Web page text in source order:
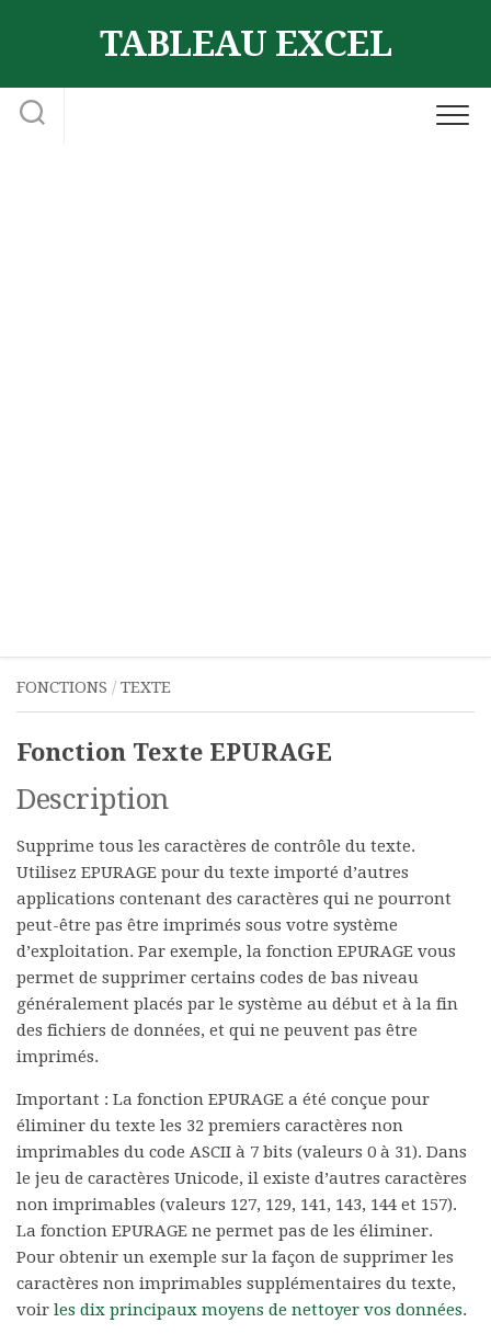
TABLEAU EXCEL
FONCTIONS / TEXTE
Fonction Texte EPURAGE
Description
Supprime tous les caractères de contrôle du texte.
Utilisez EPURAGE pour du texte importé d’autres
applications contenant des caractères qui ne pourront
peut-être pas être imprimés sous votre système
d’exploitation. Par exemple, la fonction EPURAGE vous
permet de supprimer certains codes de bas niveau
généralement placés par le système au début et à la fin
des fichiers de données, et qui ne peuvent pas être
imprimés.
Important : La fonction EPURAGE a été conçue pour
éliminer du texte les 32 premiers caractères non
imprimables du code ASCII à 7 bits (valeurs 0 à 31). Dans
le jeu de caractères Unicode, il existe d’autres caractères
non imprimables (valeurs 127, 129, 141, 143, 144 et 157).
La fonction EPURAGE ne permet pas de les éliminer.
Pour obtenir un exemple sur la façon de supprimer les
caractères non imprimables supplémentaires du texte,
voir les dix principaux moyens de nettoyer vos données.